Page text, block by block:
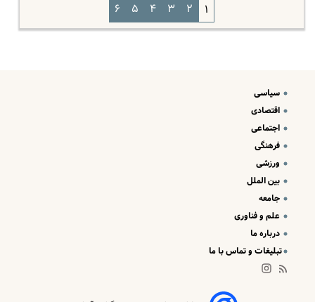
۱ ۲ ۳ ۴ ۵ ۶
سیاسی
اقتصادی
اجتماعی
فرهنگی
ورزشی
بین الملل
جامعه
علم و فناوری
درباره ما
تبلیغات و تماس با ما